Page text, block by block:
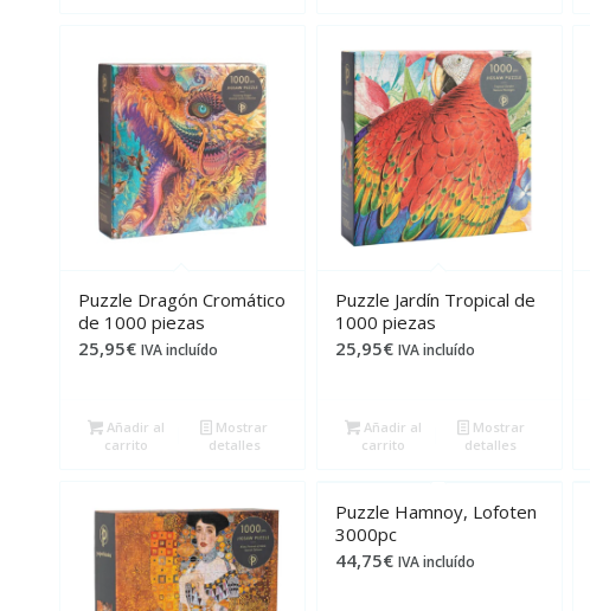
Puzzle Dragón Cromático
de 1000 piezas
25,95€ IVA incluído
Añadir al
carrito
Mostrar
detalles
Puzzle Jardín Tropical de
1000 piezas
25,95€ IVA incluído
Añadir al
carrito
Mostrar
detalles
Puzzle Hamnoy, Lofoten
3000pc
44,75€ IVA incluído